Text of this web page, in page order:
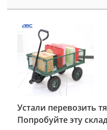
Устали перевозить
Попробуйте эту